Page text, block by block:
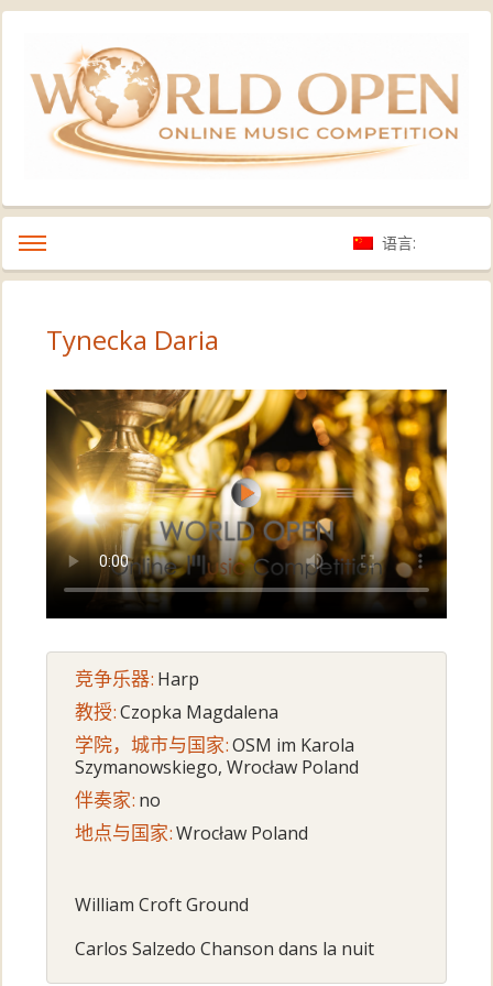
语言:
Tynecka Daria
竞争乐器: Harp
教授:Czopka Magdalena
学院，城市与国家:OSM im Karola
Szymanowskiego, Wrocław Poland
伴奏家: no
地点与国家:Wrocław Poland
William Croft Ground
Carlos Salzedo Chanson dans la nuit